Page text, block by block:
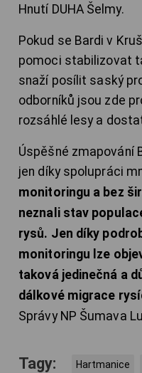
Hnutí DUHA Šelmy.
Pokud se Bardi v
pomoci stabilizovat
snaží posílit saský
odborníků jsou zde
rozsáhlé lesy a
Úspěšné zmapování
jen díky spolupráci
monitoringu a bez
neznali stav
rysů. Jen díky
monitoringu lze
taková jedinečná a
dálkové migrace
Správy NP Šumava
Tagy: Hartmanice